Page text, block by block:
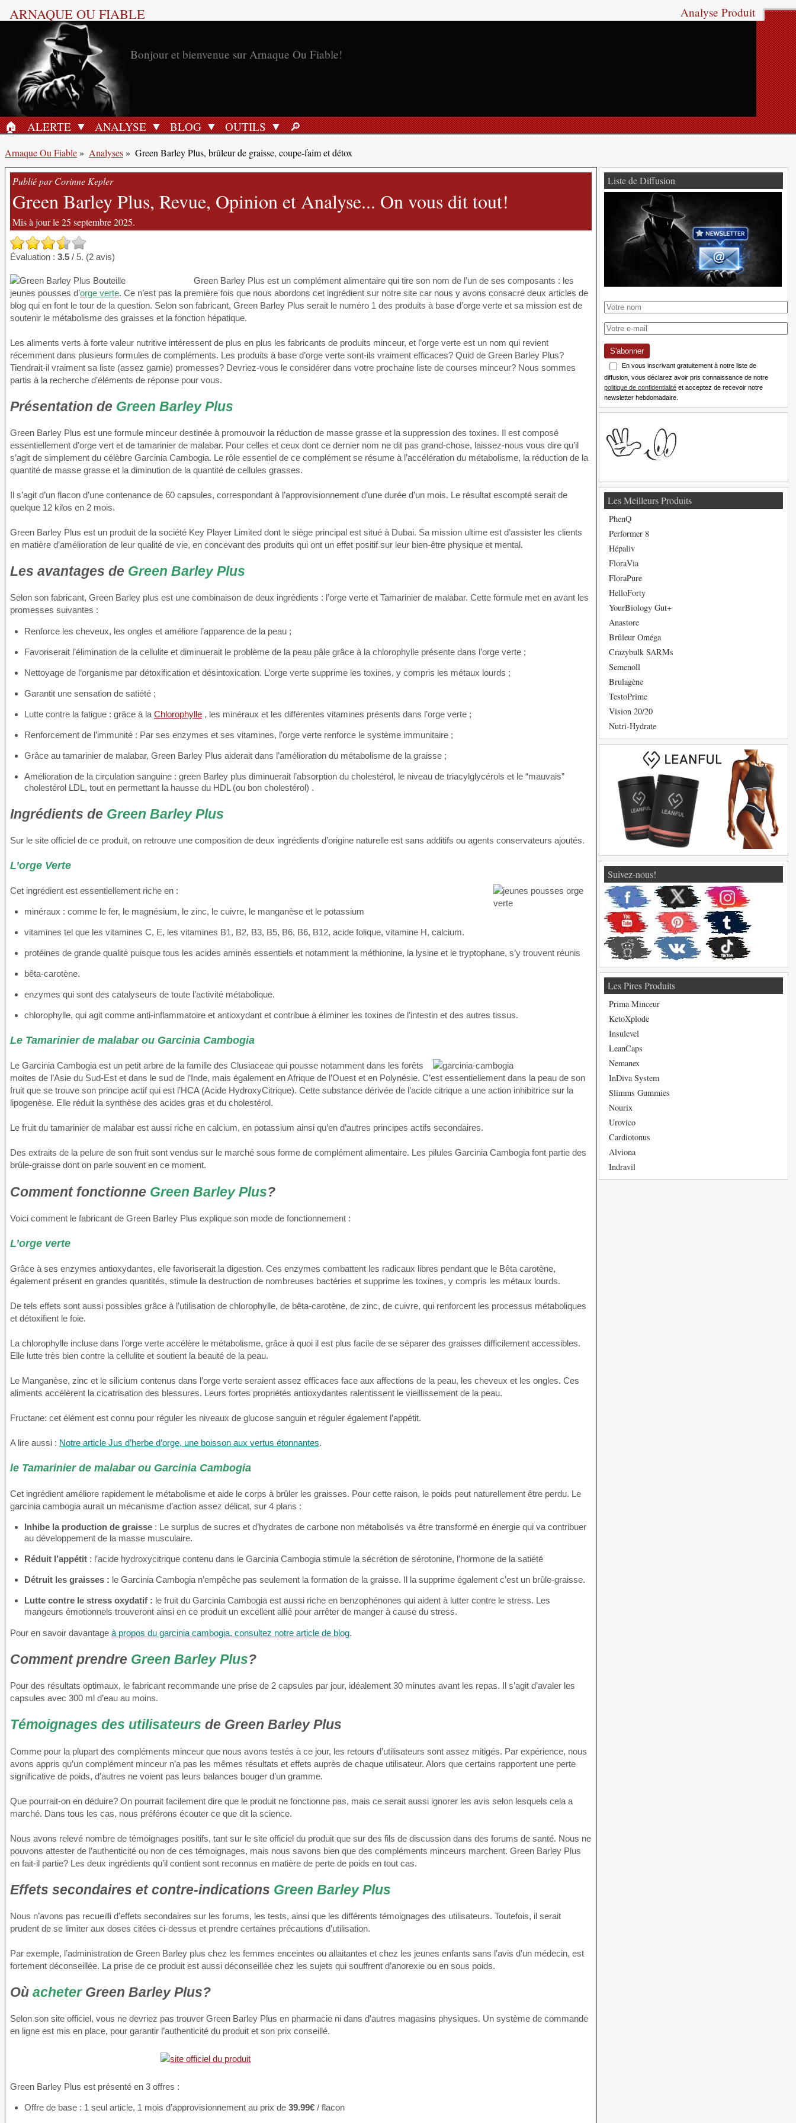
ARNAQUE OU FIABLE
Analyse Produit
ACCUEIL
🏠︎ ALERTE ANALYSE BLOG OUTILS RECHERCHER
🔎︎
Arnaque Ou Fiable» Analyses» Green Barley Plus, brûleur de graisse, coupe-faim et détox
Publié par Corinne Kepler
Green Barley Plus, Revue, Opinion et Analyse... On vous dit tout!
Mis à jour le 25 septembre 2025.
Évaluation : 3.5 / 5. (2 avis)
Green Barley Plus est un complément alimentaire qui tire son nom de l’un de ses composants : les
jeunes pousses d’orge verte. Ce n’est pas la première fois que nous abordons cet ingrédient sur notre site car nous y avons consacré deux articles de
blog qui en font le tour de la question. Selon son fabricant, Green Barley Plus serait le numéro 1 des produits à base d’orge verte et sa mission est de
soutenir le métabolisme des graisses et la fonction hépatique.
Les aliments verts à forte valeur nutritive intéressent de plus en plus les fabricants de produits minceur, et l’orge verte est un nom qui revient
récemment dans plusieurs formules de compléments. Les produits à base d’orge verte sont-ils vraiment efficaces? Quid de Green Barley Plus?
Tiendrait-il vraiment sa liste (assez garnie) promesses? Devriez-vous le considérer dans votre prochaine liste de courses minceur? Nous sommes
partis à la recherche d’éléments de réponse pour vous.
Présentation de Green Barley Plus
Green Barley Plus est une formule minceur destinée à promouvoir la réduction de masse grasse et la suppression des toxines. Il est composé
essentiellement d’orge vert et de tamarinier de malabar. Pour celles et ceux dont ce dernier nom ne dit pas grand-chose, laissez-nous vous dire qu’il
s’agit de simplement du célèbre Garcinia Cambogia. Le rôle essentiel de ce complément se résume à l’accélération du métabolisme, la réduction de la
quantité de masse grasse et la diminution de la quantité de cellules grasses.
Il s’agit d’un flacon d’une contenance de 60 capsules, correspondant à l’approvisionnement d’une durée d’un mois. Le résultat escompté serait de
quelque 12 kilos en 2 mois.
Green Barley Plus est un produit de la société Key Player Limited dont le siège principal est situé à Dubai. Sa mission ultime est d’assister les clients
en matière d’amélioration de leur qualité de vie, en concevant des produits qui ont un effet positif sur leur bien-être physique et mental.
Les avantages de Green Barley Plus
Selon son fabricant, Green Barley plus est une combinaison de deux ingrédients : l’orge verte et Tamarinier de malabar. Cette formule met en avant les
promesses suivantes :
Renforce les cheveux, les ongles et améliore l’apparence de la peau ;
Favoriserait l’élimination de la cellulite et diminuerait le problème de la peau pâle grâce à la chlorophylle présente dans l’orge verte ;
Nettoyage de l’organisme par détoxification et désintoxication. L’orge verte supprime les toxines, y compris les métaux lourds ;
Garantit une sensation de satiété ;
Lutte contre la fatigue : grâce à la Chlorophylle , les minéraux et les différentes vitamines présents dans l’orge verte ;
Renforcement de l’immunité : Par ses enzymes et ses vitamines, l’orge verte renforce le système immunitaire ;
Grâce au tamarinier de malabar, Green Barley Plus aiderait dans l’amélioration du métabolisme de la graisse ;
Amélioration de la circulation sanguine : green Barley plus diminuerait l’absorption du cholestérol, le niveau de triacylglycérols et le “mauvais”
cholestérol LDL, tout en permettant la hausse du HDL (ou bon cholestérol) .
Ingrédients de Green Barley Plus
Sur le site officiel de ce produit, on retrouve une composition de deux ingrédients d’origine naturelle est sans additifs ou agents conservateurs ajoutés.
L’orge Verte
Cet ingrédient est essentiellement riche en :
minéraux : comme le fer, le magnésium, le zinc, le cuivre, le manganèse et le potassium
vitamines tel que les vitamines C, E, les vitamines B1, B2, B3, B5, B6, B6, B12, acide folique, vitamine H, calcium.
protéines de grande qualité puisque tous les acides aminés essentiels et notamment la méthionine, la lysine et le tryptophane, s’y trouvent réunis
bêta-carotène.
enzymes qui sont des catalyseurs de toute l’activité métabolique.
chlorophylle, qui agit comme anti-inflammatoire et antioxydant et contribue à éliminer les toxines de l’intestin et des autres tissus.
Le Tamarinier de malabar ou Garcinia Cambogia
Le Garcinia Cambogia est un petit arbre de la famille des Clusiaceae qui pousse notamment dans les forêts
moites de l’Asie du Sud-Est et dans le sud de l’Inde, mais également en Afrique de l’Ouest et en Polynésie. C’est essentiellement dans la peau de son
fruit que se trouve son principe actif qui est l’HCA (Acide HydroxyCitrique). Cette substance dérivée de l’acide citrique a une action inhibitrice sur la
lipogenèse. Elle réduit la synthèse des acides gras et du cholestérol.
Le fruit du tamarinier de malabar est aussi riche en calcium, en potassium ainsi qu’en d’autres principes actifs secondaires.
Des extraits de la pelure de son fruit sont vendus sur le marché sous forme de complément alimentaire. Les pilules Garcinia Cambogia font partie des
brûle-graisse dont on parle souvent en ce moment.
Comment fonctionne Green Barley Plus?
Voici comment le fabricant de Green Barley Plus explique son mode de fonctionnement :
L’orge verte
Grâce à ses enzymes antioxydantes, elle favoriserait la digestion. Ces enzymes combattent les radicaux libres pendant que le Bêta carotène,
également présent en grandes quantités, stimule la destruction de nombreuses bactéries et supprime les toxines, y compris les métaux lourds.
De tels effets sont aussi possibles grâce à l’utilisation de chlorophylle, de bêta-carotène, de zinc, de cuivre, qui renforcent les processus métaboliques
et détoxifient le foie.
La chlorophylle incluse dans l’orge verte accélère le métabolisme, grâce à quoi il est plus facile de se séparer des graisses difficilement accessibles.
Elle lutte très bien contre la cellulite et soutient la beauté de la peau.
Le Manganèse, zinc et le silicium contenus dans l’orge verte seraient assez efficaces face aux affections de la peau, les cheveux et les ongles. Ces
aliments accélèrent la cicatrisation des blessures. Leurs fortes propriétés antioxydantes ralentissent le vieillissement de la peau.
Fructane: cet élément est connu pour réguler les niveaux de glucose sanguin et réguler également l’appétit.
A lire aussi : Notre article Jus d’herbe d’orge, une boisson aux vertus étonnantes.
le Tamarinier de malabar ou Garcinia Cambogia
Cet ingrédient améliore rapidement le métabolisme et aide le corps à brûler les graisses. Pour cette raison, le poids peut naturellement être perdu. Le
garcinia cambogia aurait un mécanisme d’action assez délicat, sur 4 plans :
Inhibe la production de graisse : Le surplus de sucres et d’hydrates de carbone non métabolisés va être transformé en énergie qui va contribuer
au développement de la masse musculaire.
Réduit l’appétit : l’acide hydroxycitrique contenu dans le Garcinia Cambogia stimule la sécrétion de sérotonine, l’hormone de la satiété
Détruit les graisses : le Garcinia Cambogia n’empêche pas seulement la formation de la graisse. Il la supprime également c’est un brûle-graisse.
Lutte contre le stress oxydatif : le fruit du Garcinia Cambogia est aussi riche en benzophénones qui aident à lutter contre le stress. Les
mangeurs émotionnels trouveront ainsi en ce produit un excellent allié pour arrêter de manger à cause du stress.
Pour en savoir davantage à propos du garcinia cambogia, consultez notre article de blog.
Comment prendre Green Barley Plus?
Pour des résultats optimaux, le fabricant recommande une prise de 2 capsules par jour, idéalement 30 minutes avant les repas. Il s’agit d’avaler les
capsules avec 300 ml d’eau au moins.
Témoignages des utilisateurs de Green Barley Plus
Comme pour la plupart des compléments minceur que nous avons testés à ce jour, les retours d’utilisateurs sont assez mitigés. Par expérience, nous
avons appris qu’un complément minceur n’a pas les mêmes résultats et effets auprès de chaque utilisateur. Alors que certains rapportent une perte
significative de poids, d’autres ne voient pas leurs balances bouger d’un gramme.
Que pourrait-on en déduire? On pourrait facilement dire que le produit ne fonctionne pas, mais ce serait aussi ignorer les avis selon lesquels cela a
marché. Dans tous les cas, nous préférons écouter ce que dit la science.
Nous avons relevé nombre de témoignages positifs, tant sur le site officiel du produit que sur des fils de discussion dans des forums de santé. Nous ne
pouvons attester de l’authenticité ou non de ces témoignages, mais nous savons bien que des compléments minceurs marchent. Green Barley Plus
en fait-il partie? Les deux ingrédients qu’il contient sont reconnus en matière de perte de poids en tout cas.
Effets secondaires et contre-indications Green Barley Plus
Nous n’avons pas recueilli d’effets secondaires sur les forums, les tests, ainsi que les différents témoignages des utilisateurs. Toutefois, il serait
prudent de se limiter aux doses citées ci-dessus et prendre certaines précautions d’utilisation.
Par exemple, l’administration de Green Barley plus chez les femmes enceintes ou allaitantes et chez les jeunes enfants sans l’avis d’un médecin, est
fortement déconseillée. La prise de ce produit est aussi déconseillée chez les sujets qui souffrent d’anorexie ou en sous poids.
Où acheterGreen Barley Plus?
Selon son site officiel, vous ne devriez pas trouver Green Barley Plus en pharmacie ni dans d’autres magasins physiques. Un système de commande
en ligne est mis en place, pour garantir l’authenticité du produit et son prix conseillé.
Green Barley Plus est présenté en 3 offres :
Offre de base : 1 seul article, 1 mois d’approvisionnement au prix de 39.99€ / flacon
Liste de Diffusion
S'abonner
En vous inscrivant gratuitement à notre liste de
diffusion, vous déclarez avoir pris connaissance de notre
politique de confidentialité et acceptez de recevoir notre
newsletter hebdomadaire.
Les Meilleurs Produits
PhenQ
Performer 8
Hépaliv
FloraVia
FloraPure
HelloForty
YourBiology Gut+
Anastore
Brûleur Oméga
Crazybulk SARMs
Semenoll
Brulagène
TestoPrime
Vision 20/20
Nutri-Hydrate
Suivez-nous!
Les Pires Produits
Prima Minceur
KetoXplode
Insulevel
LeanCaps
Nemanex
InDiva System
Slimms Gummies
Nourix
Urovico
Cardiotonus
Alviona
Indravil